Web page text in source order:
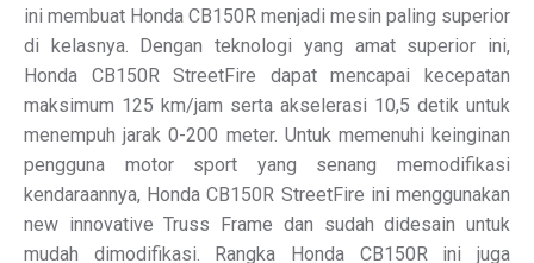
ini membuat Honda CB150R menjadi mesin paling superior
di kelasnya. Dengan teknologi yang amat superior ini,
Honda CB150R StreetFire dapat mencapai kecepatan
maksimum 125 km/jam serta akselerasi 10,5 detik untuk
menempuh jarak 0-200 meter. Untuk memenuhi keinginan
pengguna motor sport yang senang memodifikasi
kendaraannya, Honda CB150R StreetFire ini menggunakan
new innovative Truss Frame dan sudah didesain untuk
mudah dimodifikasi. Rangka Honda CB150R ini juga